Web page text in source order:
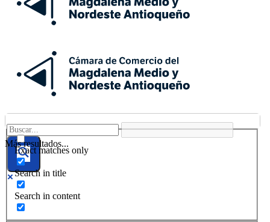
Más resultados...
Exact matches only
Search in title
Search in content